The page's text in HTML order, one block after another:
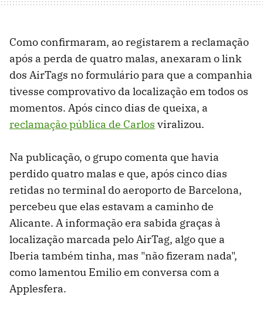
Como confirmaram, ao registarem a reclamação
após a perda de quatro malas, anexaram o link
dos AirTags no formulário para que a companhia
tivesse comprovativo da localização em todos os
momentos. Após cinco dias de queixa, a
reclamação pública de Carlos viralizou.
Na publicação, o grupo comenta que havia
perdido quatro malas e que, após cinco dias
retidas no terminal do aeroporto de Barcelona, ​​
percebeu que elas estavam a caminho de
Alicante. A informação era sabida graças à
localização marcada pelo AirTag, algo que a
Iberia também tinha, mas "não fizeram nada",
como lamentou Emilio em conversa com a
Applesfera.